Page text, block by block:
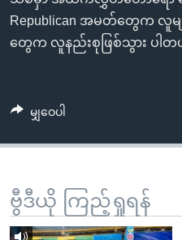
ကျော်
ကြည့်
ရန်
သို့
ရန်
Republican အမတ်တွေက လူမျ
တွေက လူနည်းစုဖြစ်သွား ပါတ
မျှဝေပါ
ဗွီဒီယို ကြည့်ရှုရန်